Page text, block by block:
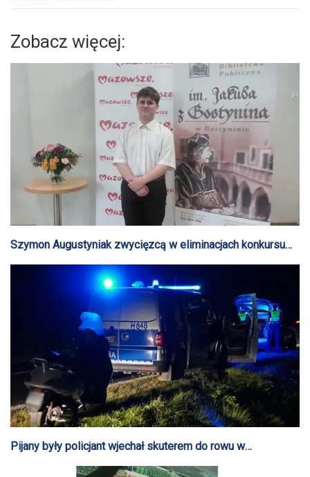
Zobacz więcej:
Szymon Augustyniak zwycięzcą w eliminacjach konkursu
„Pięknie być człowiekiem"
Pijany były policjant wjechał skuterem do rowu w